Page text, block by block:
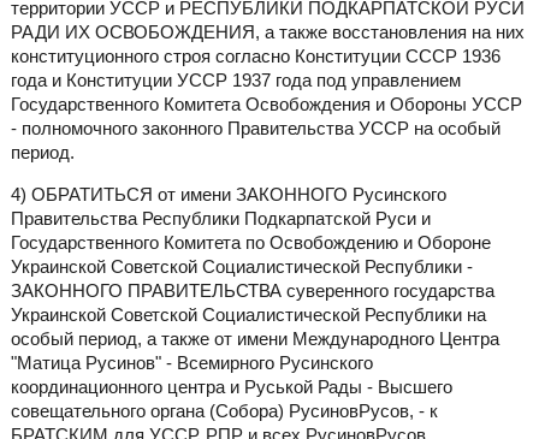
территории УССР и РЕСПУБЛИКИ ПОДКАРПАТСКОЙ РУСИ
РАДИ ИХ ОСВОБОЖДЕНИЯ, а также восстановления на них
конституционного строя согласно Конституции СССР 1936
года и Конституции УССР 1937 года под управлением
Государственного Комитета Освобождения и Обороны УССР
- полномочного законного Правительства УССР на особый
период.
4) ОБРАТИТЬСЯ от имени ЗАКОННОГО Русинского
Правительства Республики Подкарпатской Руси и
Государственного Комитета по Освобождению и Обороне
Украинской Советской Социалистической Республики -
ЗАКОННОГО ПРАВИТЕЛЬСТВА суверенного государства
Украинской Советской Социалистической Республики на
особый период, а также от имени Международного Центра
"Матица Русинов" - Всемирного Русинского
координационного центра и Руськой Рады - Высшего
совещательного органа (Собора) РусиновРусов, - к
БРАТСКИМ для УССР, РПР и всех РусиновРусов